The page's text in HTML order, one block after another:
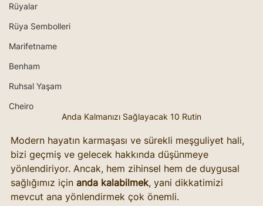
Rüyalar
Rüya Sembolleri
Marifetname
Benham
Ruhsal Yaşam
Cheiro
Anda Kalmanızı Sağlayacak 10 Rutin
Modern hayatın karmaşası ve sürekli meşguliyet hali,
bizi geçmiş ve gelecek hakkında düşünmeye
yönlendiriyor. Ancak, hem zihinsel hem de duygusal
sağlığımız için anda kalabilmek, yani dikkatimizi
mevcut ana yönlendirmek çok önemli.